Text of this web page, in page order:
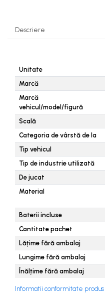
Descriere
Unitate
Marcă
Marcă
vehicul/model/figură
Scală
Categoria de vârstă de la
Tip vehicul
Tip de industrie utilizată
De jucat
Material
Baterii incluse
Cantitate pachet
Lățime fără ambalaj
Lungime fără ambalaj
Înălțime fără ambalaj
Informatii conformitate produs